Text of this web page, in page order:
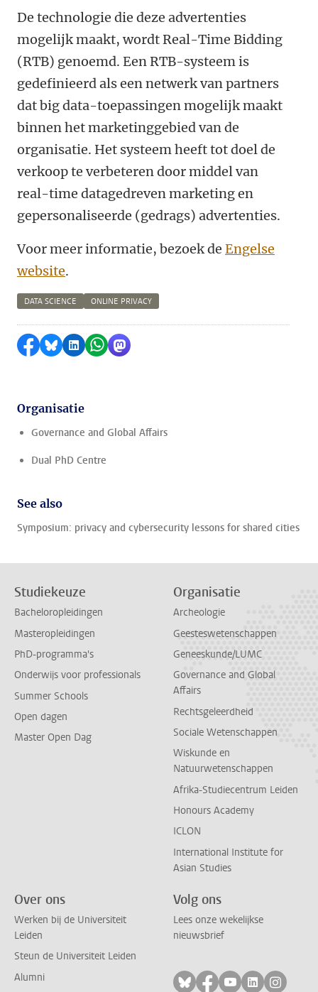
De technologie die deze advertenties
mogelijk maakt, wordt Real-Time Bidding
(RTB) genoemd. Een RTB-systeem is
gedefinieerd als een netwerk van partners
dat big data-toepassingen mogelijk maakt
binnen het marketinggebied van de
organisatie. Het systeem heeft tot doel de
verkoop te verbeteren door middel van
real-time datagedreven marketing en
gepersonaliseerde (gedrags) advertenties.
Voor meer informatie, bezoek de Engelse
website.
DATA SCIENCE ONLINE PRIVACY
Delen op Facebook
Delen via Bluesky
Delen op LinkedIn
Delen via WhatsApp
Delen via Mastodon
Organisatie
Governance and Global Affairs
Dual PhD Centre
See also
Symposium: privacy and cybersecurity lessons for shared cities
Studiekeuze
Bacheloropleidingen
Masteropleidingen
PhD-programma's
Onderwijs voor professionals
Summer Schools
Open dagen
Master Open Dag
Organisatie
Archeologie
Geesteswetenschappen
Geneeskunde/LUMC
Governance and Global
Affairs
Rechtsgeleerdheid
Sociale Wetenschappen
Wiskunde en
Natuurwetenschappen
Afrika-Studiecentrum Leiden
Honours Academy
ICLON
International Institute for
Asian Studies
Over ons
Werken bij de Universiteit
Leiden
Steun de Universiteit Leiden
Alumni
Volg ons
Lees onze wekelijkse
nieuwsbrief
Volg ons op bluesky
Volg ons op
Volg ons op
Volg ons
Volg